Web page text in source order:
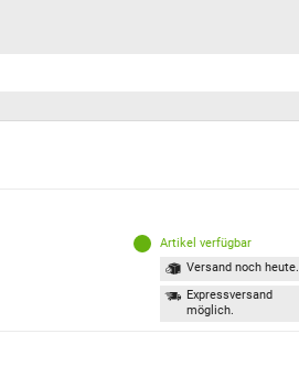
Artikel verfügbar
Versand noch heute.
Expressversand
möglich.